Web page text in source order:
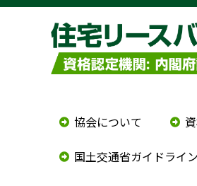
協会について
国土交通省ガイドライ